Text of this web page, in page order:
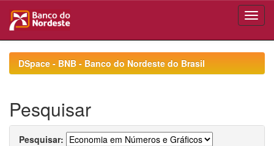
navigationDSpace - BNB - Banco do Nordeste do Brasil
Pesquisar
Pesquisar: